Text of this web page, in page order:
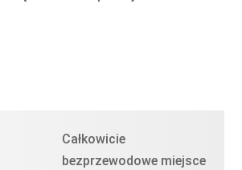
Całkowicie
bezprzewodowe miejsce